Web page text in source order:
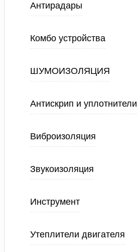
Антирадары
Комбо устройства
ШУМОИЗОЛЯЦИЯ
Антискрип и уплотнители
Виброизоляция
Звукоизоляция
Инструмент
Утеплители двигателя